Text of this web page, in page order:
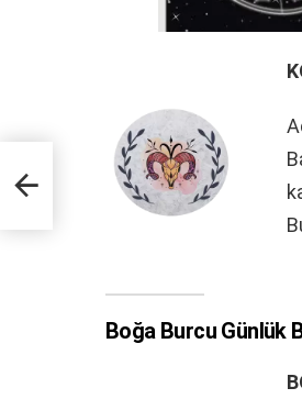
Boğa Burcu Günlük